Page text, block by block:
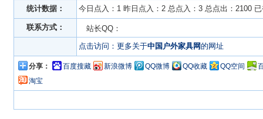
统计数据： 今日点入：1 昨日点入：2 总点入：3 总点出：2100
联系方式：
站长QQ：
点击访问：更多关于中国户外家具网的网址
分享： 百度搜藏 新浪微博 QQ微博 QQ收藏 QQ空间
淘宝